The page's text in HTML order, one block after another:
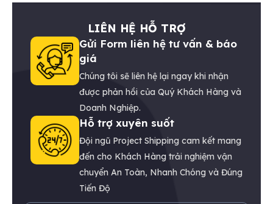
LIÊN HỆ HỖ TRỢ
Gửi Form liên hệ tư vấn & báo
giá
Chúng tôi sẽ liên hệ lại ngay khi nhận
được phản hồi của Quý Khách Hàng và
Doanh Nghiệp.
Hỗ trợ xuyên suốt
Đội ngũ Project Shipping cam kết mang
đến cho Khách Hàng trải nghiệm vận
chuyển An Toàn, Nhanh Chóng và Đúng
Tiến Độ